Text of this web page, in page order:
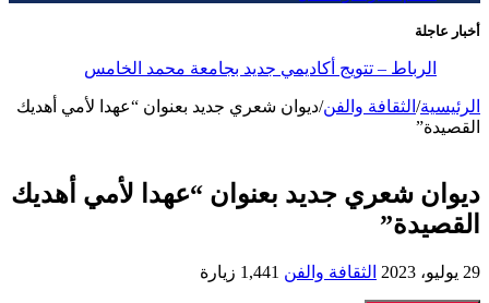
أخبار عاجلة
الرباط – تتويج أكاديمي جديد بجامعة محمد الخامس
الرئيسية/ الثقافة والفن/ديوان شعري جديد بعنوان “عهدا لأمي أهديك
القصيدة”
ديوان شعري جديد بعنوان “عهدا لأمي أهديك
القصيدة”
29 يوليو، 2023 الثقافة والفن 1,441 زيارة